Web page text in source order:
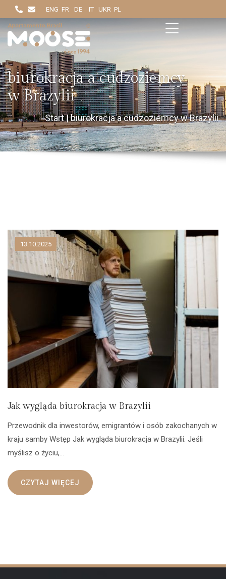
ENG FR DE IT UKR PL
biurokracja a cudzoziemcy
w Brazylii
Start|biurokracja a cudzoziemcy w Brazylii
13.10.2025
Jak wygląda biurokracja w Brazylii
Przewodnik dla inwestorów, emigrantów i osób zakochanych w
kraju samby Wstęp Jak wygląda biurokracja w Brazylii. Jeśli
myślisz o życiu,…
CZYTAJ WIĘCEJ